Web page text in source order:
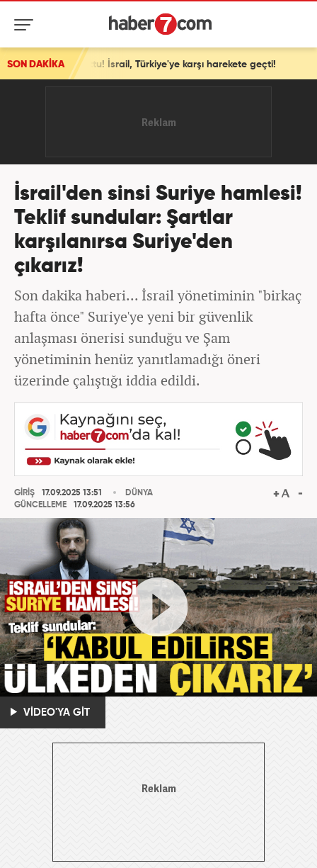
SON DAKİKA
Türkiye'ye karşı harekete geçti!
İsrail'den sinsi Suriye hamlesi!
Teklif sundular: Şartlar
karşılanırsa Suriye'den
çıkarız!
Son dakika haberi... İsrail yönetiminin "birkaç
hafta önce" Suriye'ye yeni bir güvenlik
anlaşması önerisi sunduğu ve Şam
yönetiminin henüz yanıtlamadığı öneri
üzerinde çalıştığı iddia edildi.
GİRİŞ
17.09.2025 13:51
GÜNCELLEME
17.09.2025 13:56
DÜNYA
VİDEO'YA GİT